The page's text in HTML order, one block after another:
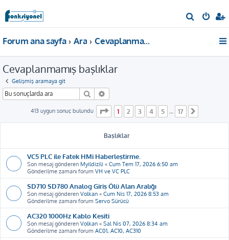
r
Forum ana sayfa Ara Cevaplanmamış başlıklar
Cevaplanmamış başlıklar
Gelişmiş aramaya git
Ara
413 uygun sonuç bulundu . sayfa (Toplam 17 sayfa)
1 2 3 4 5 17
Başlıklar
VC5 PLC ile Fatek HMi Haberleştirme.
Son mesaj gönderen Myildizili « Cum Tem 17, 2026 6:50 am
Gönderilme zamanı forum VH ve VC PLC
SD710 SD780 Analog Giriş Ölü Alan Aralığı
Son mesaj gönderen Volkan « Cum Nis 17, 2026 8:53 am
Gönderilme zamanı forum Servo Sürücü
AC320 1000Hz Kablo Kesiti
Son mesaj gönderen Volkan « Sal Nis 07, 2026 8:34 am
Gönderilme zamanı forum AC01, AC10, AC310